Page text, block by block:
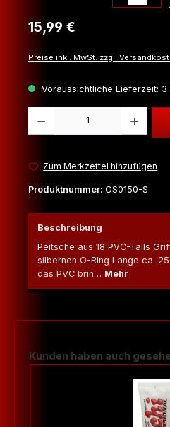
Regulärer Preis:
15,99 €
Preise inkl. MwSt. zzgl.
Voraussichtliche Lieferzeit:
Zum Merkzettel hinzufügen
Produktnummer: OS0150-S
Beschreibung
Peitsche aus 18 PVC-Tails
silbernen O-Ring Länge ca.
das PVC brin… Mehr
Produktgalerie überspringen
Kunden haben auch